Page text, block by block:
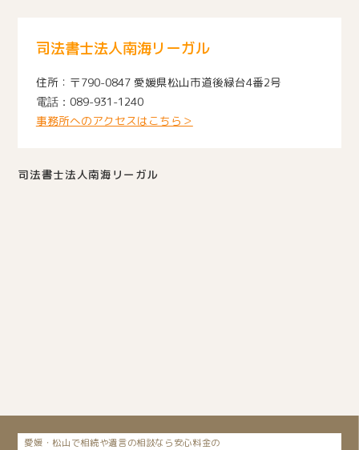
司法書士法人南海リーガル
〒790-0847 愛媛県松山市道後緑台4番2号
089-931-1240
事務所へのアクセスはこちら＞
司法書士法人南海リーガル
愛媛・松山で相続や遺言の相談なら安心料金の